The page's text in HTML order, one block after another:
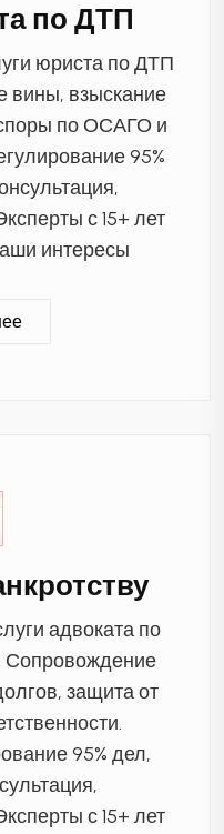
по ДТП
юриста по ДТП
вины, взыскание
по ОСАГО и
95%
с 15+ лет
интересы
адвоката по
Сопровождение
защита от
95% дел,
с 15+ лет